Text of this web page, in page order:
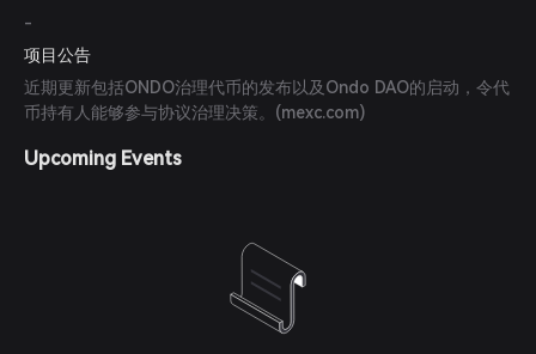
-
项目公告
近期更新包括ONDO治理代币的发布以及Ondo DAO的启动，令代
币持有人能够参与协议治理决策。(mexc.com)
Upcoming Events